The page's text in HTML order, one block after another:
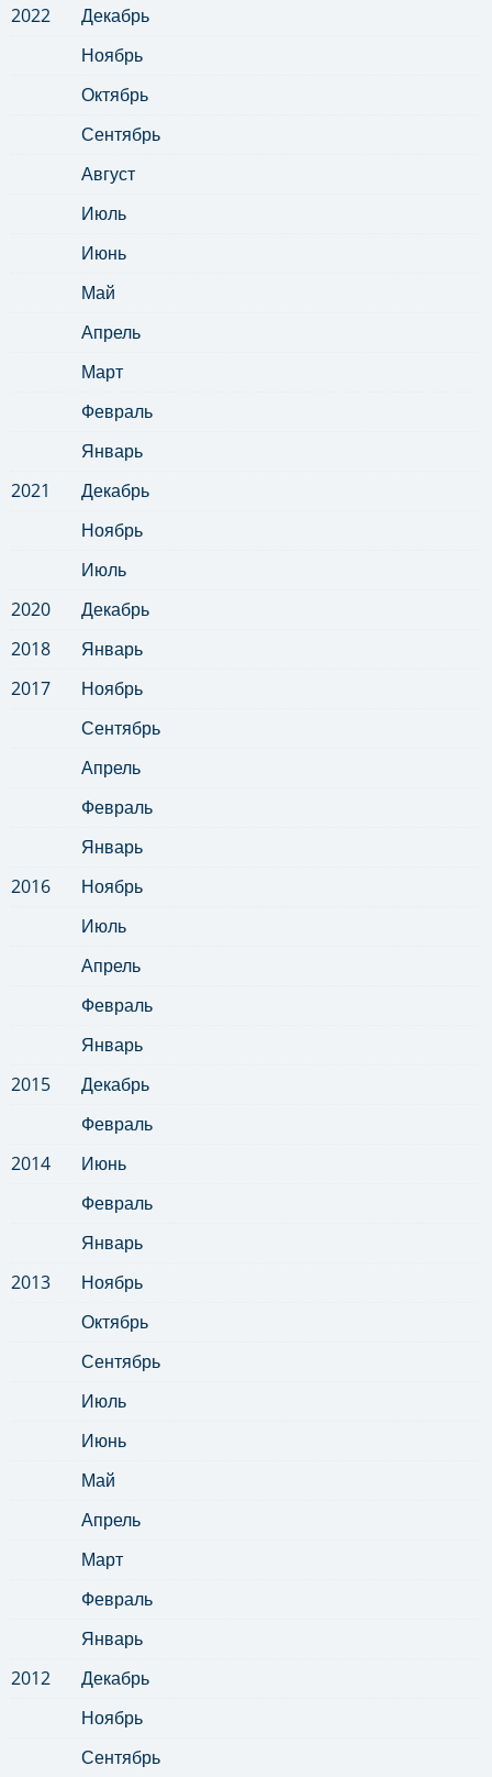
2022
Декабрь
Ноябрь
Октябрь
Сентябрь
Август
Июль
Июнь
Май
Апрель
Март
Февраль
Январь
2021
Декабрь
Ноябрь
Июль
2020
Декабрь
2018
Январь
2017
Ноябрь
Сентябрь
Апрель
Февраль
Январь
2016
Ноябрь
Июль
Апрель
Февраль
Январь
2015
Декабрь
Февраль
2014
Июнь
Февраль
Январь
2013
Ноябрь
Октябрь
Сентябрь
Июль
Июнь
Май
Апрель
Март
Февраль
Январь
2012
Декабрь
Ноябрь
Сентябрь